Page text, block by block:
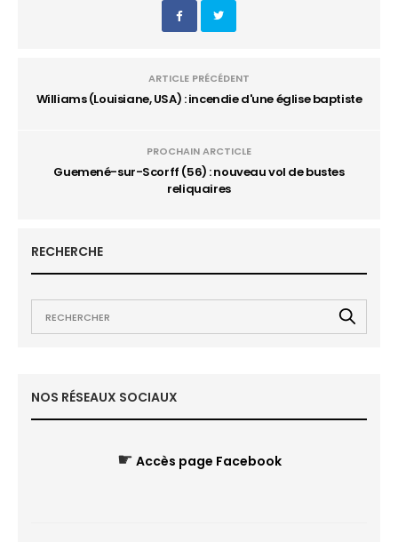
ARTICLE PRÉCÉDENT
Williams (Louisiane, USA) : incendie d'une église baptiste
PROCHAIN ARCTICLE
Guemené-sur-Scorff (56) : nouveau vol de bustes
reliquaires
RECHERCHE
NOS RÉSEAUX SOCIAUX
☛ Accès page Facebook